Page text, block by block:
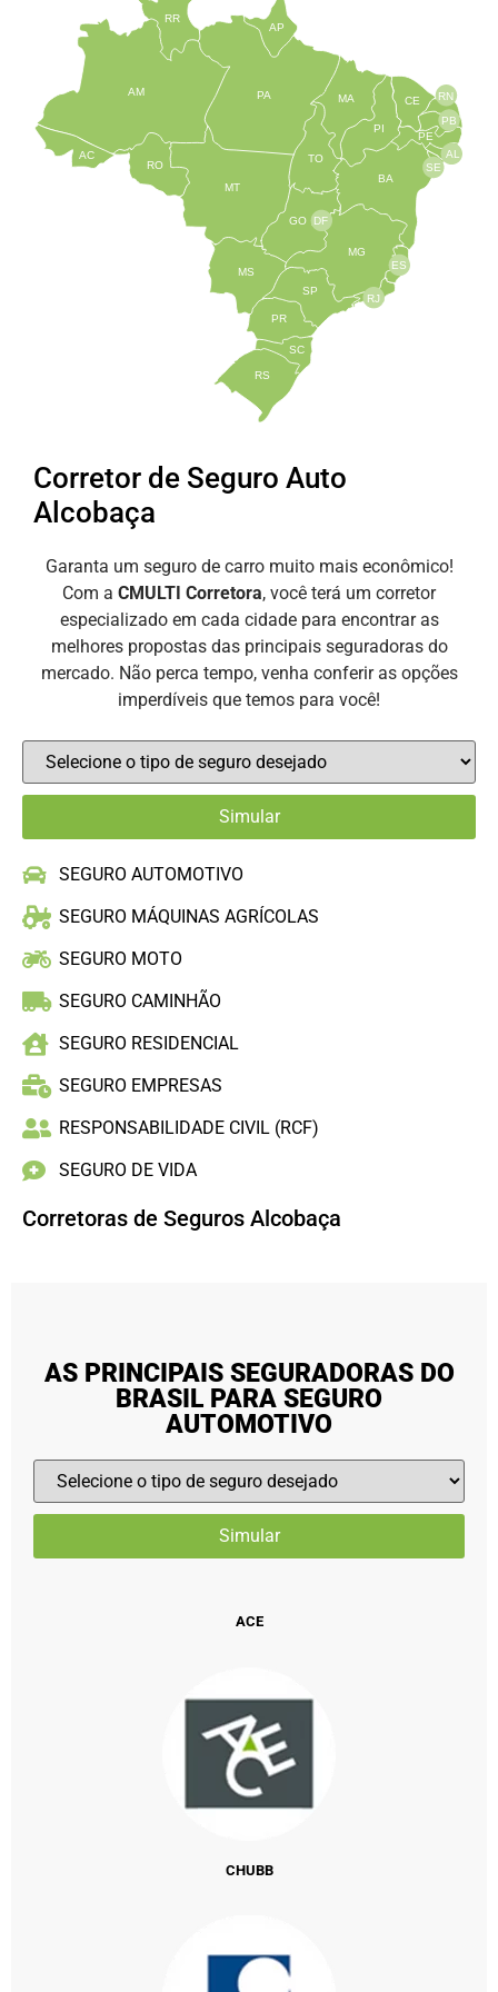
TO
BA
SE
PE
AL
RN
CE
PI
MA
AP
PA
RR
AM
AC
RO
MT
MS
GO
PR
SC
RS
SP
MG
RJ
ES
DF
PB
Corretor de Seguro Auto
Alcobaça
Garanta um seguro de carro muito mais econômico!
Com a CMULTI Corretora, você terá um corretor
especializado em cada cidade para encontrar as
melhores propostas das principais seguradoras do
mercado. Não perca tempo, venha conferir as opções
imperdíveis que temos para você!
SEGURO AUTOMOTIVO
SEGURO MÁQUINAS AGRÍCOLAS
SEGURO MOTO
SEGURO CAMINHÃO
SEGURO RESIDENCIAL
SEGURO EMPRESAS
RESPONSABILIDADE CIVIL (RCF)
SEGURO DE VIDA
Corretoras de Seguros Alcobaça
AS PRINCIPAIS SEGURADORAS DO
BRASIL PARA SEGURO
AUTOMOTIVO
ACE
CHUBB